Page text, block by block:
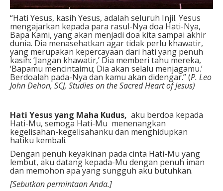
“Hati Yesus, kasih Yesus, adalah seluruh Injil. Yesus
mengajarkan kepada para rasul-Nya doa Hati-Nya,
Bapa Kami, yang akan menjadi doa kita sampai akhir
dunia. Dia menasehatkan agar tidak perlu khawatir,
yang merupakan kepercayaan dari hati yang penuh
kasih: ‘Jangan khawatir,’ Dia memberi tahu mereka,
‘Bapamu mencintaimu; Dia akan selalu menjagamu.’
Berdoalah pada-Nya dan kamu akan didengar.” (P. Leo
John Dehon, SCJ, Studies on the Sacred Heart of Jesus)
Hati Yesus yang Maha Kudus, aku berdoa kepada
Hati-Mu, semoga Hati-Mu menenangkan
kegelisahan-kegelisahanku dan menghidupkan
hatiku kembali.
Dengan penuh keyakinan pada cinta Hati-Mu yang
lembut, aku datang kepada-Mu dengan penuh iman
dan memohon apa yang sungguh aku butuhkan.
[Sebutkan permintaan Anda.]